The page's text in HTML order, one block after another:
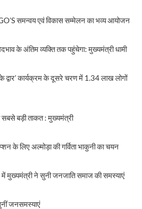
समन्वय एवं विकास सम्मेलन का भव्य आयोजन
के अंतिम व्यक्ति तक पहुंचेगा: मुख्यमंत्री धामी
कार्यक्रम के दूसरे चरण में 1.34 लाख लोगों
सबसे बड़ी ताकत : मुख्यमंत्री
के लिए अल्मोड़ा की गर्विता भाकुनी का चयन
मुख्यमंत्री ने सुनी जनजाति समाज की समस्याएं
जनसमस्याएं